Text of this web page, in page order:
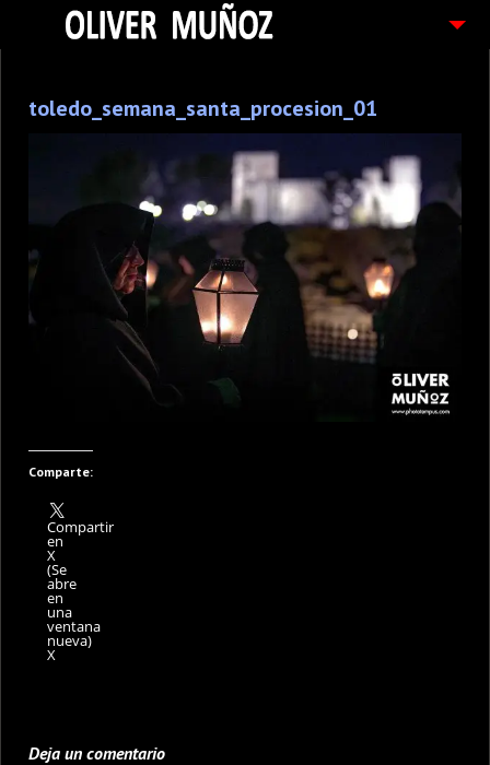
FOTOGRAFIAS
toledo_semana_santa_procesion_01
Comparte:
Compartir
en
X
(Se
abre
en
una
ventana
nueva)
X
Deja un comentario